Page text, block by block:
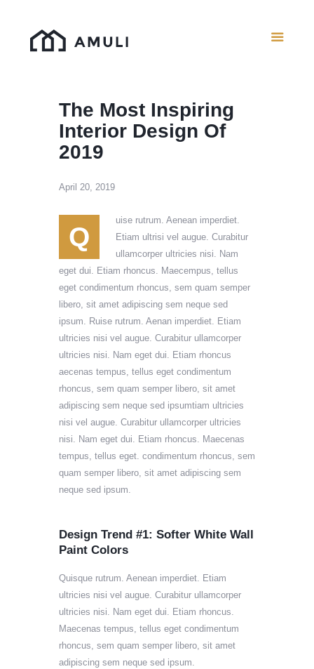
About Us
Projects
Events
Contact Us
The Most Inspiring
Interior Design Of
2019
April 20, 2019
Q
uise rutrum. Aenean imperdiet.
Etiam ultrisi vel augue. Curabitur
ullamcorper ultricies nisi. Nam
eget dui. Etiam rhoncus. Maecempus, tellus
eget condimentum rhoncus, sem quam semper
libero, sit amet adipiscing sem neque sed
ipsum. Ruise rutrum. Aenan imperdiet. Etiam
ultricies nisi vel augue. Curabitur ullamcorper
ultricies nisi. Nam eget dui. Etiam rhoncus
aecenas tempus, tellus eget condimentum
rhoncus, sem quam semper libero, sit amet
adipiscing sem neque sed ipsumtiam ultricies
nisi vel augue. Curabitur ullamcorper ultricies
nisi. Nam eget dui. Etiam rhoncus. Maecenas
tempus, tellus eget. condimentum rhoncus, sem
quam semper libero, sit amet adipiscing sem
neque sed ipsum.
Design Trend #1: Softer White Wall
Paint Colors
Quisque rutrum. Aenean imperdiet. Etiam
ultricies nisi vel augue. Curabitur ullamcorper
ultricies nisi. Nam eget dui. Etiam rhoncus.
Maecenas tempus, tellus eget condimentum
rhoncus, sem quam semper libero, sit amet
adipiscing sem neque sed ipsum.